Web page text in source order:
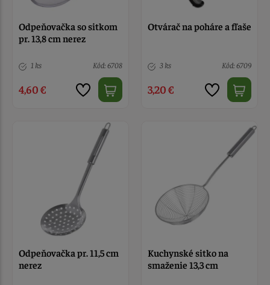
Odpeňovačka so sitkom
pr. 13,8 cm nerez
1 ks Kód: 6708
4,60 €
Otvárač na poháre a fľaše
3 ks Kód: 6709
3,20 €
Odpeňovačka pr. 11,5 cm
nerez
Kuchynské sitko na
smaženie 13,3 cm